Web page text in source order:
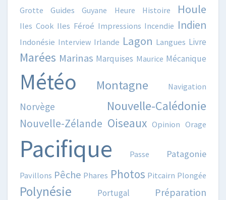
Grotte Guides Guyane Heure Histoire Houle
Iles Cook Iles Féroé Impressions Incendie Indien
Indonésie Interview Irlande Lagon Langues Livre
Marées Marinas Marquises Maurice Mécanique
Météo Montagne Navigation
Norvège Nouvelle-Calédonie
Nouvelle-Zélande Oiseaux Opinion Orage
Pacifique Passe Patagonie
Pavillons Pêche Phares Photos Pitcairn Plongée
Polynésie Portugal Préparation